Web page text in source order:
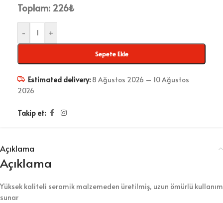
Toplam: 226₺
- +
Sepete Ekle
Estimated delivery: 8 Ağustos 2026 – 10 Ağustos
2026
Takip et:
Açıklama
Açıklama
Yüksek kaliteli seramik malzemeden üretilmiş, uzun ömürlü kullanım
sunar